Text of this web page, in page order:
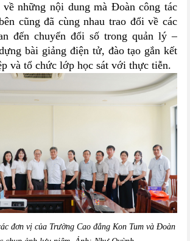
về những nội dung mà Đoàn công tác
cũng đã cùng nhau trao đổi về các
đến chuyển đổi số trong quản lý –
bài giảng điện tử, đào tạo gắn kết
và tổ chức lớp học sát với thực tiễn.
đơn vị của Trường Cao đẳng Kon Tum và Đoàn